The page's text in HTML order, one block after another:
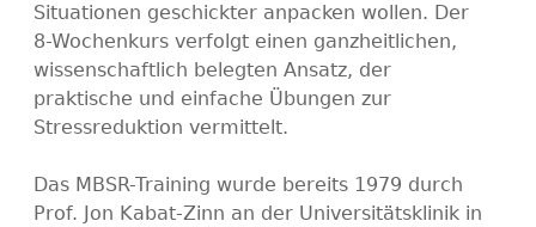
Situationen geschickter anpacken wollen. Der
8-Wochenkurs verfolgt einen ganzheitlichen,
wissenschaftlich belegten Ansatz, der
praktische und einfache Übungen zur
Stressreduktion vermittelt.
Das MBSR-Training wurde bereits 1979 durch
Prof. Jon Kabat-Zinn an der Universitätsklinik in